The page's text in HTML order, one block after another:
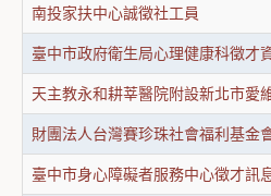
南投家扶中心誠徵社工員
臺中市政府衛生局心理健康科徵才
天主教永和耕莘醫院附設新北市愛
財團法人台灣賽珍珠社會福利基金
臺中市身心障礙者服務中心徵才訊